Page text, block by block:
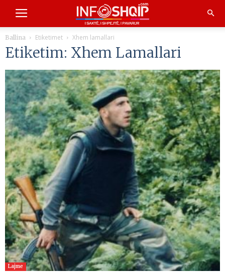
Ballina Etiketimet Xhem lamallari
Etiketim: Xhem Lamallari
Lajme